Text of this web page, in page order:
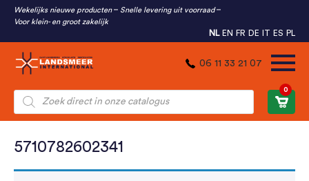
Wekelijks nieuwe producten
Snelle levering uit voorraad
Voor klein- en groot zakelijk
NL EN FR DE IT ES PL
06 11 33 21 07
Producten
zoeken
0
5710782602341